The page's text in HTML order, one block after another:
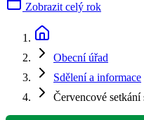
Zobrazit celý rok
Obecní úřad
Sdělení a informace
Červencové setkání